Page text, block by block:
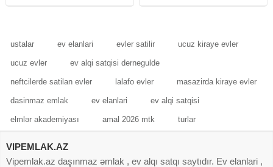
ustalar ev elanlari evler satilir ucuz kiraye evler
ucuz evler ev alqi satqisi dernegulde
neftcilerde satilan evler lalafo evler masazirda kiraye evler
dasinmaz emlak ev elanlari ev alqi satqisi
elmlər akademiyası amal 2026 mtk turlar
VIPEMLAK.AZ
Vipemlak.az daşınmaz əmlak , ev alqı satqı saytıdır. Ev elanlari ,